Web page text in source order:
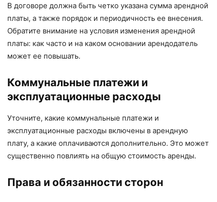
В договоре должна быть четко указана сумма арендной
платы, а также порядок и периодичность ее внесения.
Обратите внимание на условия изменения арендной
платы: как часто и на каком основании арендодатель
может ее повышать.
Коммунальные платежи и
эксплуатационные расходы
Уточните, какие коммунальные платежи и
эксплуатационные расходы включены в арендную
плату, а какие оплачиваются дополнительно. Это может
существенно повлиять на общую стоимость аренды.
Права и обязанности сторон